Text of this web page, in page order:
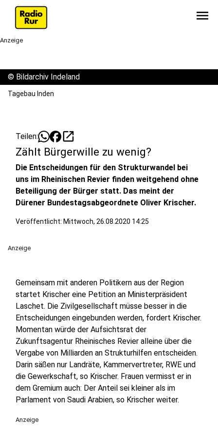
menu
Anzeige
© Bildarchiv Indeland
Tagebau Inden
Teilen: open_in_new
Zählt Bürgerwille zu wenig?
Die Entscheidungen für den Strukturwandel bei
uns im Rheinischen Revier finden weitgehend ohne
Beteiligung der Bürger statt. Das meint der
Dürener Bundestagsabgeordnete Oliver Krischer.
Veröffentlicht: Mittwoch, 26.08.2020 14:25
Anzeige
Gemeinsam mit anderen Politikern aus der Region
startet Krischer eine Petition an Ministerpräsident
Laschet. Die Zivilgesellschaft müsse besser in die
Entscheidungen eingebunden werden, fordert Krischer.
Momentan würde der Aufsichtsrat der
Zukunftsagentur Rheinisches Revier alleine über die
Vergabe von Milliarden an Strukturhilfen entscheiden.
Darin säßen nur Landräte, Kammervertreter, RWE und
die Gewerkschaft, so Krischer. Frauen vermisst er in
dem Gremium auch: Der Anteil sei kleiner als im
Parlament von Saudi Arabien, so Krischer weiter.
Anzeige